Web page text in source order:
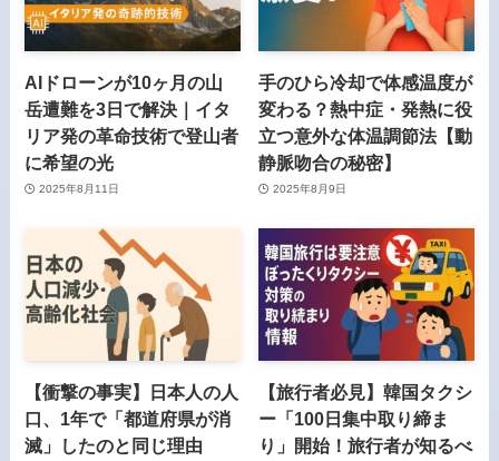
AIドローンが10ヶ月の山
岳遭難を3日で解決｜イタ
リア発の革命技術で登山者
に希望の光
2025年8月11日
手のひら冷却で体感温度が
変わる？熱中症・発熱に役
立つ意外な体温調節法【動
静脈吻合の秘密】
2025年8月9日
【衝撃の事実】日本人の人
口、1年で「都道府県が消
滅」したのと同じ理由
【旅行者必見】韓国タクシ
ー「100日集中取り締ま
り」開始！旅行者が知るべ